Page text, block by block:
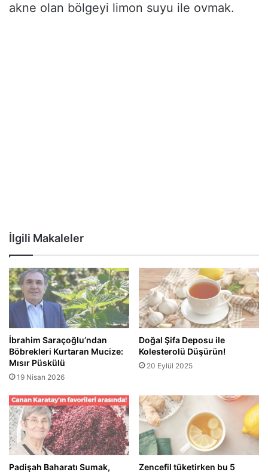
akne olan bölgeyi limon suyu ile ovmak.
İlgili Makaleler
İbrahim Saraçoğlu’ndan
Böbrekleri Kurtaran Mucize:
Mısır Püskülü
19 Nisan 2026
Doğal Şifa Deposu ile
Kolesterolü Düşürün!
20 Eylül 2025
Padişah Baharatı Sumak,
Zencefil tüketirken bu 5